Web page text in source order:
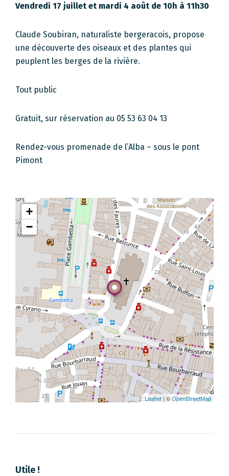
Vendredi 17 juillet et mardi 4 août de 10h à 11h30
Claude Soubiran, naturaliste bergeracois, propose
une découverte des oiseaux et des plantes qui
peuplent les berges de la rivière.
Tout public
Gratuit, sur réservation au 05 53 63 04 13
Rendez-vous promenade de l’Alba – sous le pont
Pimont
+
−
Leaflet | ©OpenStreetMap
Utile !